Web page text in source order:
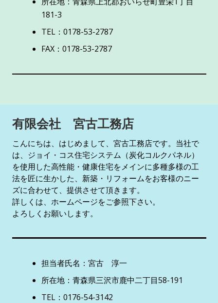
181-3
TEL：0178-53-2787
FAX：0178-53-2787
有限会社 宮古工務店
こんにちは、はじめまして、宮古工務店です。当社で
は、ジョイ・コス住宅システム（炭化コルクパネル）
を使用した高性能・健康住宅をメインに多種多様の工
法を匠に生かした、新築・リフォームをお客様のニー
ズに合わせて、提供させて頂きます。
詳しくは、ホームページをご参照下さい。
よろしくお願いします。
担当者氏名：宮古 淳一
所在地：青森県三沢市鹿中二丁目58-191
TEL：0176-54-3142